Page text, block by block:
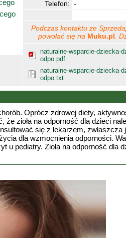
Telefon: -
Podczas kontaktu ze
powołać się na Muku.pl .
naturalne-wsparcie-dziecka-
odpo.pdf
naturalne-wsparcie-dziecka-
odpo.txt
Oprócz zdrowej diety,
że zioła na odporność dla dzieci
się z lekarzem, zwłaszcza
dla wzmocnienia odporności.
u pediatry. Zioła na odporność dla